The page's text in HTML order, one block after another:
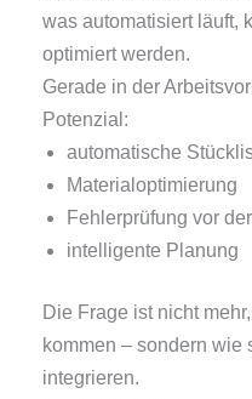
was automatisiert läuft,
optimiert werden.
Gerade in der
Potenzial:
automatische
Materialoptimierung
Fehlerprüfung vor
intelligente Planung
Die Frage ist nicht
kommen – sondern wie
integrieren.